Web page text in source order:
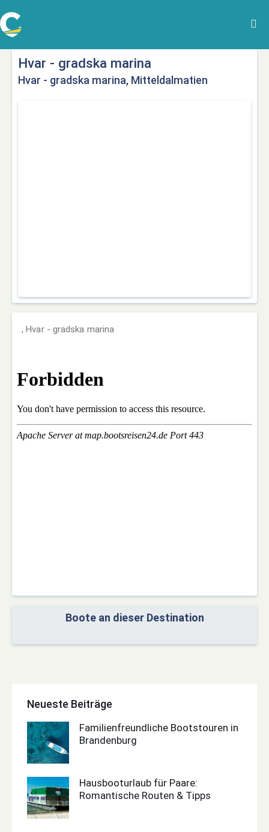
Hvar - gradska marina
Hvar - gradska marina, Mitteldalmatien
, Hvar - gradska marina
Boote an dieser Destination
Neueste Beiträge
Familienfreundliche Bootstouren in
Brandenburg
Hausbooturlaub für Paare:
Romantische Routen & Tipps